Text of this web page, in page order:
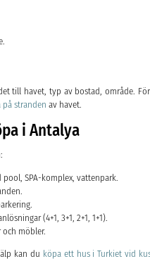
till havet, typ av bostad, område.
stranden av havet.
i Antalya
SPA-komplex, vattenpark.
(4+1, 3+1, 2+1, 1+1).
möbler.
kan du köpa ett hus i Turkiet vid